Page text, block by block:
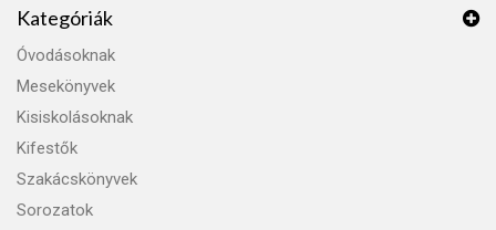
Kategóriák
Óvodásoknak
Mesekönyvek
Kisiskolásoknak
Kifestők
Szakácskönyvek
Sorozatok